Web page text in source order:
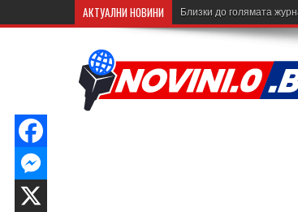
АКТУАЛНИ НОВИНИ Близки до голямата